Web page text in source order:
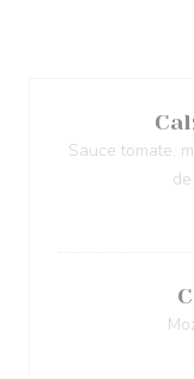
Sauce tomate,